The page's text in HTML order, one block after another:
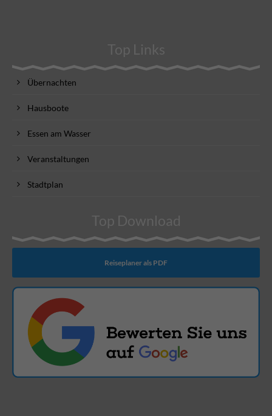
Top Links
Übernachten
Hausboote
Essen am Wasser
Veranstaltungen
Stadtplan
Top Download
Reiseplaner als PDF